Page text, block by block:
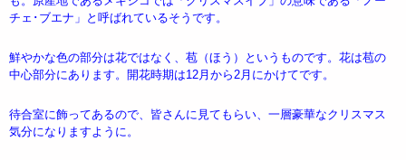
チェ･ブエナ」と呼ばれているそうです。
鮮やかな色の部分は花ではなく、苞（ほう）というものです。花は苞の
中心部分にあります。開花時期は12月から2月にかけてです。
待合室に飾ってあるので、皆さんに見てもらい、一層豪華なクリスマス
気分になりますように。